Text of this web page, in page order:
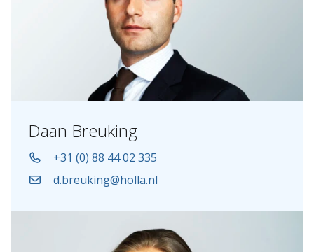
Daan Breuking
+31 (0) 88 44 02 335
d.breuking@holla.nl